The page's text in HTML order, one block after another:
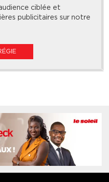
ciblée et
publicitaires sur notre